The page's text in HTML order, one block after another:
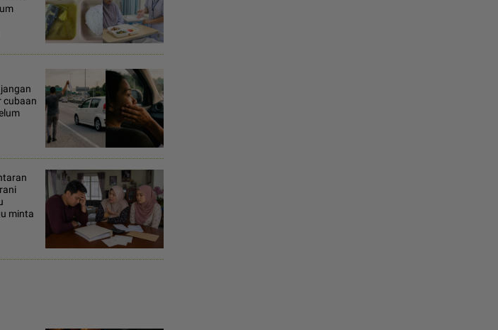
cubaan
minta